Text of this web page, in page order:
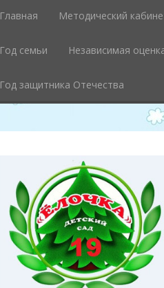
Главная Методический
Год семьи Независимая
Год защитника Отечества